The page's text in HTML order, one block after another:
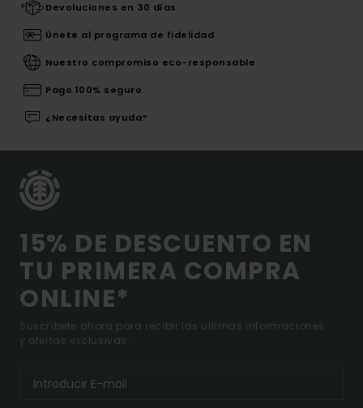
Devoluciones en 30 días
Únete al programa de fidelidad
Nuestro compromiso eco-responsable
Pago 100% seguro
¿Necesitas ayuda?
15% DE DESCUENTO EN
TU PRIMERA COMPRA
ONLINE*
Suscríbete ahora para recibir las ultimas informaciones
y ofertas exclusivas.